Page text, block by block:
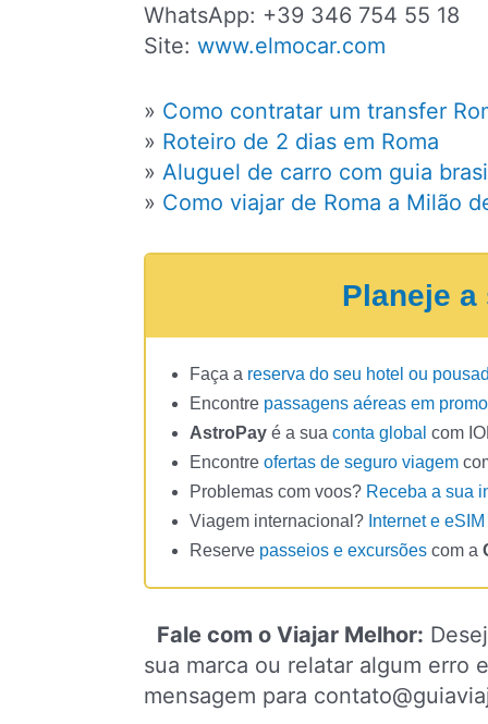
WhatsApp: +39 346 754 55 18
Site: www.elmocar.com
» Como contratar um transfer
» Roteiro de 2 dias em Roma
» Aluguel de carro com guia
» Como viajar de Roma a Milão
Planeje a
Faça a reserva do seu hotel ou
Encontre passagens aéreas em
AstroPay é a sua conta global com
Encontre ofertas de seguro viagem
Problemas com voos? Receba a sua
Viagem internacional? Internet e eSIM
Reserve passeios e excursões com a
Fale com o Viajar Melhor:
sua marca ou relatar algum erro
mensagem para